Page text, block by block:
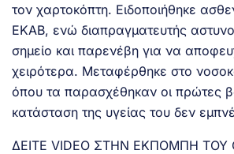
τον χαρτοκόπτη. Ειδοποιήθηκε
ΕΚΑΒ, ενώ διαπραγματευτής
σημείο και παρενέβη για να
χειρότερα. Μεταφέρθηκε στο
όπου τα παρασχέθηκαν οι πρώτες
κατάσταση της υγείας του δεν
ΔΕΙΤΕ VIDEO ΣΤΗΝ ΕΚΠΟΜΠΗ ΤΟΥ